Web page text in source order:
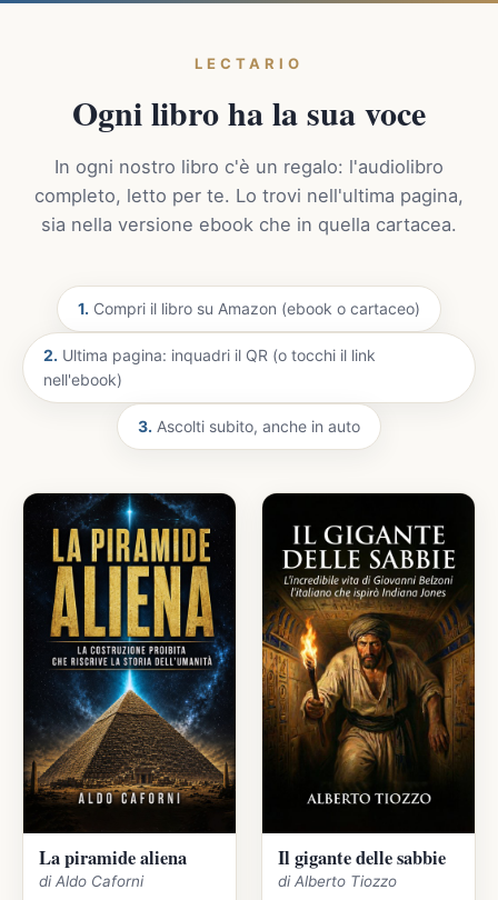
LECTARIO
Ogni libro ha la sua voce
In ogni nostro libro c'è un regalo: l'audiolibro
completo, letto per te. Lo trovi nell'ultima pagina,
sia nella versione ebook che in quella cartacea.
1. Compri il libro su Amazon (ebook o cartaceo)
2. Ultima pagina: inquadri il QR (o tocchi il link
nell'ebook)
3. Ascolti subito, anche in auto
La piramide aliena
di Aldo Caforni
Il gigante delle sabbie
di Alberto Tiozzo